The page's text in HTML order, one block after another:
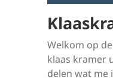
Welkom op
klaas kramer
delen wat me